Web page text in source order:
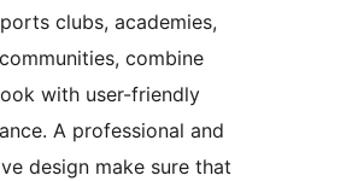
clubs, academies,
combine
with user-friendly
A professional and
design make sure that